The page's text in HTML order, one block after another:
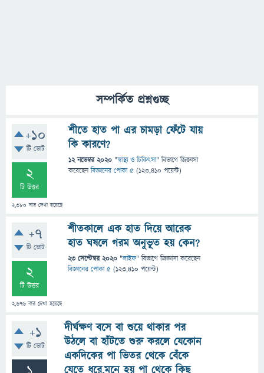
সম্পর্কিত প্রশ্নগুচ্ছ
+10
টি ভোট
2
টি উত্তর
2,380 বার দেখা হয়েছে
শীতে হাত পা এর চামড়া ফেঁটে যায়
কি কারণে?
12 নভেম্বর 2020 "স্বাস্থ্য ও চিকিৎসা" বিভাগে জিজ্ঞাসা
করেছেনবিজ্ঞানের পোকা ৫ (123,410 পয়েন্ট)
+7
টি ভোট
2
টি উত্তর
2,676 বার দেখা হয়েছে
শীতকালে এক হাত দিয়ে আরেক
হাত ঘষলে গরম অনুভূত হয় কেন?
23 সেপ্টেম্বর 2020 "লাইফ" বিভাগে জিজ্ঞাসাকরেছেন
বিজ্ঞানের পোকা ৫ (123,410 পয়েন্ট)
+1
টি ভোট
দীর্ঘক্ষণ বসে বা শুয়ে থাকার পর
উঠলে বা হাঁটতে শুরু করলে যেকোন
একদিকের পা ভিতর থেকে বেঁকে